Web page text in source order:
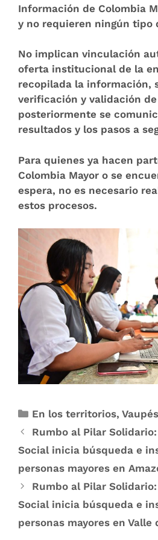
Información de Colombia
y no requieren ningún tipo
No implican vinculación
oferta institucional de la
recopilada la información,
verificación y validación
posteriormente se
resultados y los pasos a
Para quienes ya hacen
Colombia Mayor o se
espera, no es necesario
estos procesos.
En los territorios,Vaupés
Rumbo al Pilar
Social inicia búsqueda e
personas mayores en
Rumbo al Pilar
Social inicia búsqueda e
personas mayores en Valle